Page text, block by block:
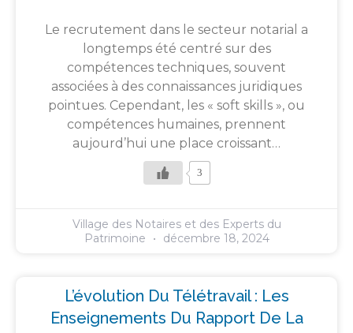
Le recrutement dans le secteur notarial a
longtemps été centré sur des
compétences techniques, souvent
associées à des connaissances juridiques
pointues. Cependant, les « soft skills », ou
compétences humaines, prennent
aujourd’hui une place croissant…
3
Village des Notaires et des Experts du
Patrimoine
décembre 18, 2024
L’évolution Du Télétravail : Les
Enseignements Du Rapport De La